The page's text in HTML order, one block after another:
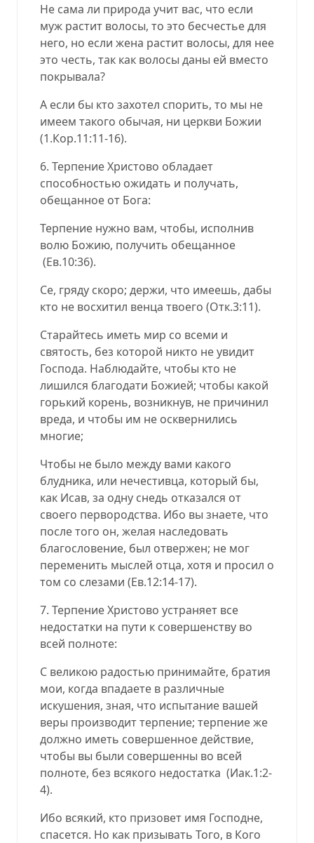
Не сама ли природа учит вас, что если
муж растит волосы, то это бесчестье для
него, но если жена растит волосы, для нее
это честь, так как волосы даны ей вместо
покрывала?
А если бы кто захотел спорить, то мы не
имеем такого обычая, ни церкви Божии
(1.Кор.11:11-16).
6. Терпение Христово обладает
способностью ожидать и получать,
обещанное от Бога:
Терпение нужно вам, чтобы, исполнив
волю Божию, получить обещанное
(Ев.10:36).
Се, гряду скоро; держи, что имеешь, дабы
кто не восхитил венца твоего (Отк.3:11).
Старайтесь иметь мир со всеми и
святость, без которой никто не увидит
Господа. Наблюдайте, чтобы кто не
лишился благодати Божией; чтобы какой
горький корень, возникнув, не причинил
вреда, и чтобы им не осквернились
многие;
Чтобы не было между вами какого
блудника, или нечестивца, который бы,
как Исав, за одну снедь отказался от
своего первородства. Ибо вы знаете, что
после того он, желая наследовать
благословение, был отвержен; не мог
переменить мыслей отца, хотя и просил о
том со слезами (Ев.12:14-17).
7. Терпение Христово устраняет все
недостатки на пути к совершенству во
всей полноте:
С великою радостью принимайте, братия
мои, когда впадаете в различные
искушения, зная, что испытание вашей
веры производит терпение; терпение же
должно иметь совершенное действие,
чтобы вы были совершенны во всей
полноте, без всякого недостатка (Иак.1:2-
4).
Ибо всякий, кто призовет имя Господне,
спасется. Но как призывать Того, в Кого